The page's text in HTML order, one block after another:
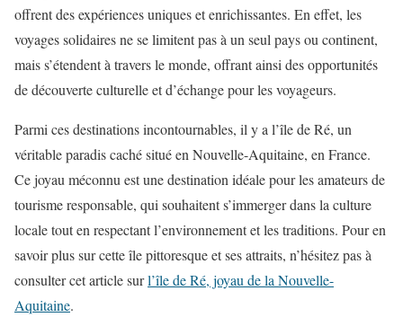
offrent des expériences uniques et enrichissantes. En effet, les
voyages solidaires ne se limitent pas à un seul pays ou continent,
mais s’étendent à travers le monde, offrant ainsi des opportunités
de découverte culturelle et d’échange pour les voyageurs.
Parmi ces destinations incontournables, il y a l’île de Ré, un
véritable paradis caché situé en Nouvelle-Aquitaine, en France.
Ce joyau méconnu est une destination idéale pour les amateurs de
tourisme responsable, qui souhaitent s’immerger dans la culture
locale tout en respectant l’environnement et les traditions. Pour en
savoir plus sur cette île pittoresque et ses attraits, n’hésitez pas à
consulter cet article surl’île de Ré, joyau de la Nouvelle-
Aquitaine.